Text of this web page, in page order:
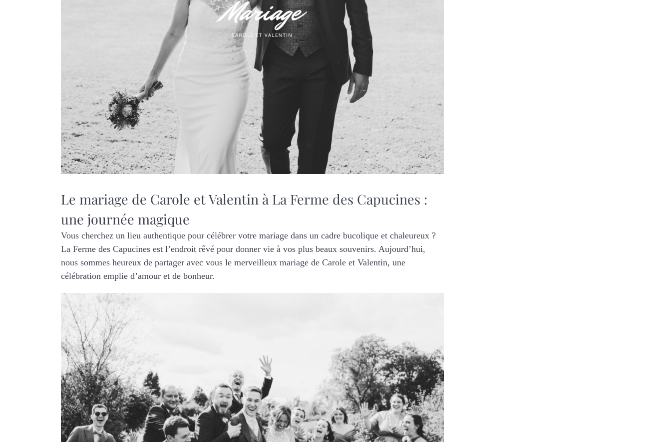
Le mariage de Carole et Valentin à La Ferme des Capucines :
une journée magique
Vous cherchez un lieu authentique pour célébrer votre mariage dans un cadre bucolique et chaleureux ?
La Ferme des Capucines est l’endroit rêvé pour donner vie à vos plus beaux souvenirs. Aujourd’hui,
nous sommes heureux de partager avec vous le merveilleux mariage de Carole et Valentin, une
célébration emplie d’amour et de bonheur.